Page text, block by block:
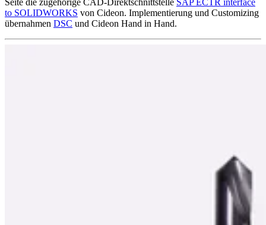
to SOLIDWORKS von Cideon. Implementierung und Customizing
übernahmen DSC und Cideon Hand in Hand.